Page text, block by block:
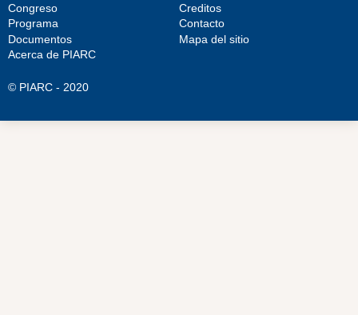
Congreso
Programa
Documentos
Acerca de PIARC
Creditos
Contacto
Mapa del sitio
© PIARC - 2020